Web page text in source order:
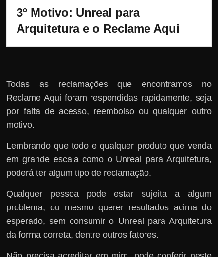
3º Motivo: Unreal para
Arquitetura e o Reclame Aqui
Todas as reclamações que encontramos no
Reclame Aqui foram respondidas rapidamente, seja
por falta de acesso, reembolso ou qualquer outro
motivo.
Lembrando que todo e qualquer produto que venda
em grande escala como o Unreal para Arquitetura,
poderá ter algum tipo de reclamação.
Qualquer pessoa pode estar sujeita a algum
problema, ou mesmo querer resultados acima do
esperado, sem consumir o Unreal para Arquitetura
da forma correta, dentre outros fatores.